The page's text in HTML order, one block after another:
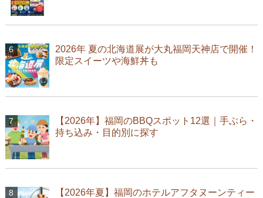
2026年 夏の北海道展が大丸福岡天神店で開催！
限定スイーツや海鮮丼も
【2026年】福岡のBBQスポット12選｜手ぶら・
持ち込み・目的別に探す
【2026年夏】福岡のホテルアフタヌーンティー